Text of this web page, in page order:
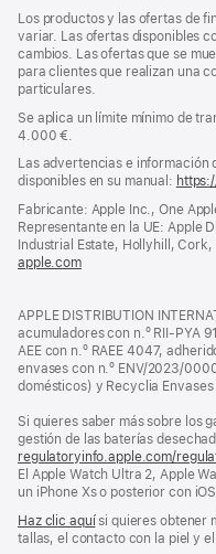
Los productos y las ofertas de
variar. Las ofertas disponibles
cambios. Las ofertas que se
para clientes que realizan una
particulares.
Se aplica un límite mínimo de
4.000 €.
Las advertencias e información
disponibles en su manual:
Fabricante: Apple Inc., One
Representante en la UE: Apple
Industrial Estate, Hollyhill, Cork,
apple.com(se
una
ventana
nueva)
APPLE DISTRIBUTION
acumuladores con n.º RII-PYA
AEE con n.º RAEE 4047,
envases con n.º ENV/2023/
domésticos) y Recyclia
Si quieres saber más sobre los
gestión de las baterías
regulatoryinfo.apple.com/
El Apple Watch Ultra 2, Apple
un iPhone Xs o posterior con
Haz clic aquísi quieres obtener
tallas, el contacto con la piel y